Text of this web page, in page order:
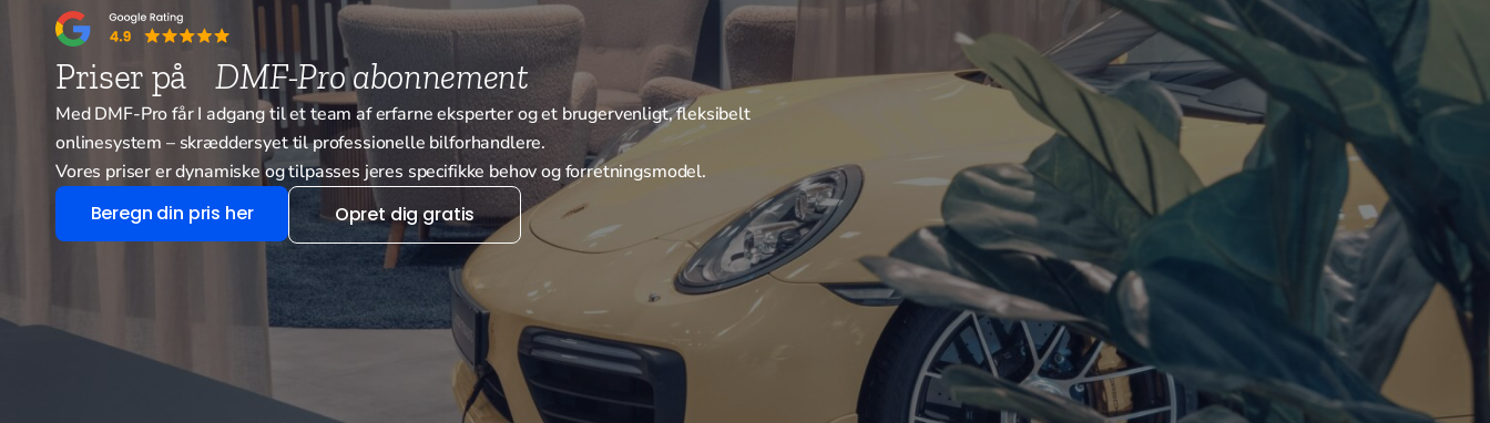
Priser påDMF-Pro abonnement
Med DMF-Pro får I adgang til et team af erfarne eksperter og et brugervenligt, fleksibelt
onlinesystem – skræddersyet til professionelle bilforhandlere.
Vores priser er dynamiske og tilpasses jeres specifikke behov og forretningsmodel.
Beregn din pris her Opret dig gratis